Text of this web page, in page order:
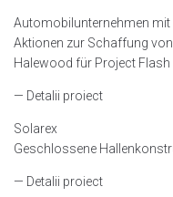
Automobilunternehmen
Aktionen zur Schaffung
Halewood für Project
— Detalii proiect
Solarex
Geschlossene
— Detalii proiect